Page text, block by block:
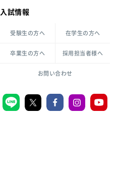
倫理憲章
ハラスメントの防止
共生のための多様性宣言
一般教育課程
教職センター
学芸員課程
図書館司書課程
生活環境科学研究所
入試情報
受験生の方へ 在学生の方へ
卒業生の方へ 採用担当者様へ
お問い合わせ